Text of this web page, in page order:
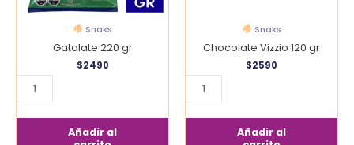
Snaks
Gatolate 220 gr
$2490
Añadir al
Snaks
Chocolate Vizzio 120 gr
$2590
Añadir al